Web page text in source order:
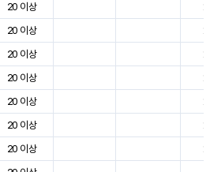
20 이상
20 이상
20 이상
20 이상
20 이상
20 이상
20 이상